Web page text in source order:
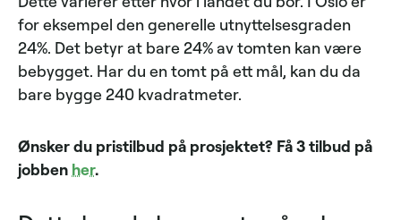
for eksempel den generelle utnyttelsesgraden
24%. Det betyr at bare 24% av tomten kan være
bebygget. Har du en tomt på ett mål, kan du da
bare bygge 240 kvadratmeter.
Ønsker du pristilbud på prosjektet? Få 3 tilbud på
jobben her.